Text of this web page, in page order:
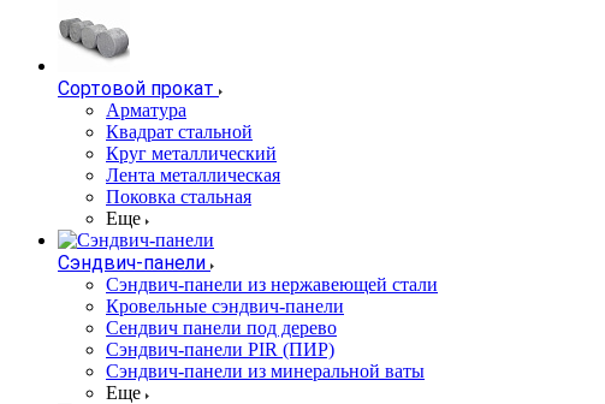
Сортовой прокат
Арматура
Квадрат стальной
Круг металлический
Лента металлическая
Поковка стальная
Еще
Сэндвич-панели
Cэндвич-панели из нержавеющей стали
Кровельные сэндвич-панели
Сендвич панели под дерево
Сэндвич-панели PIR (ПИР)
Сэндвич-панели из минеральной ваты
Еще